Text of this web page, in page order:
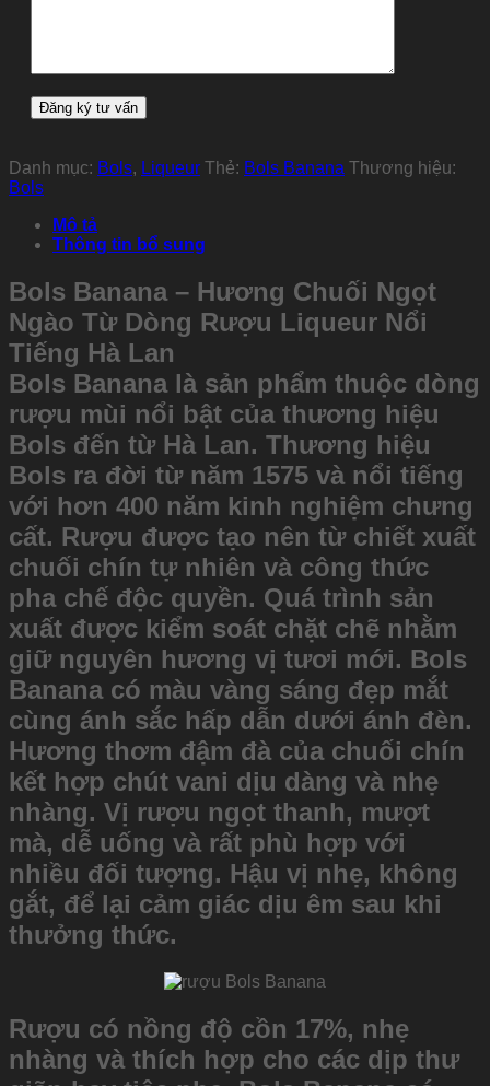
Danh mục: Bols, Liqueur Thẻ: Bols Banana
Thương hiệu:
Bols
Mô tả
Thông tin bổ sung
Bols Banana – Hương Chuối Ngọt
Ngào Từ Dòng Rượu Liqueur Nổi
Tiếng Hà Lan
Bols Banana là sản phẩm thuộc dòng
rượu mùi nổi bật của thương hiệu
Bols đến từ Hà Lan. Thương hiệu
Bols ra đời từ năm 1575 và nổi tiếng
với hơn 400 năm kinh nghiệm chưng
cất. Rượu được tạo nên từ chiết xuất
chuối chín tự nhiên và công thức
pha chế độc quyền. Quá trình sản
xuất được kiểm soát chặt chẽ nhằm
giữ nguyên hương vị tươi mới. Bols
Banana có màu vàng sáng đẹp mắt
cùng ánh sắc hấp dẫn dưới ánh đèn.
Hương thơm đậm đà của chuối chín
kết hợp chút vani dịu dàng và nhẹ
nhàng. Vị rượu ngọt thanh, mượt
mà, dễ uống và rất phù hợp với
nhiều đối tượng. Hậu vị nhẹ, không
gắt, để lại cảm giác dịu êm sau khi
thưởng thức.
Rượu có nồng độ cồn 17%, nhẹ
nhàng và thích hợp cho các dịp thư